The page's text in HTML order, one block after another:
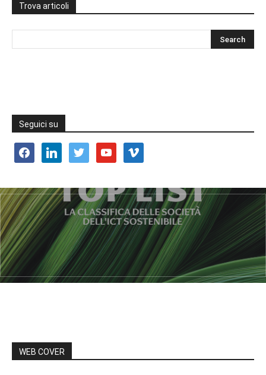
Trova articoli
Seguici su
facebooklinkedin twitter youtube vimeo
WEB COVER